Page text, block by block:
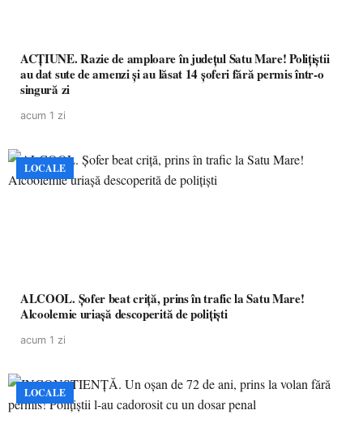
ACȚIUNE. Razie de amploare în județul Satu Mare! Polițiștii
au dat sute de amenzi și au lăsat 14 șoferi fără permis într-o
singură zi
acum 1 zi
LOCALE
ALCOOL. Șofer beat criță, prins în trafic la Satu Mare!
Alcoolemie uriașă descoperită de polițiști
acum 1 zi
LOCALE